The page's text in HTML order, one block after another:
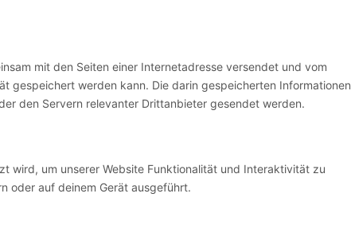
mit den Seiten einer Internetadresse versendet und vom
gespeichert werden kann. Die darin gespeicherten Informationen
den Servern relevanter Drittanbieter gesendet werden.
wird, um unserer Website Funktionalität und Interaktivität zu
oder auf deinem Gerät ausgeführt.